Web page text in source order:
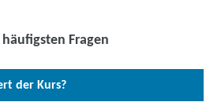
häufigsten Fragen
der Kurs?